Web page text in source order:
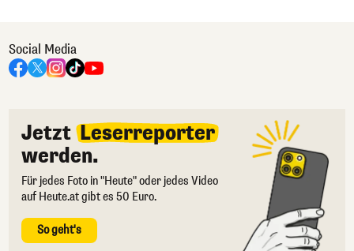
Social Media
Jetzt Leserreporter
werden.
Für jedes Foto in "Heute" oder jedes Video
auf Heute.at gibt es 50 Euro.
So geht's